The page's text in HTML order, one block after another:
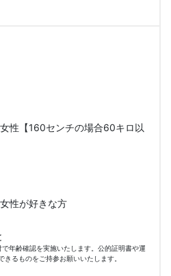
性【160センチの場合60キロ以
性が好きな方
年齢確認を実施いたします。公的証明書や運
るものをご持参お願いいたします。